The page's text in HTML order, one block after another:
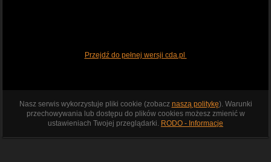
Przejdź do pełnej wersji cda.pl
Nasz serwis wykorzystuje pliki cookie (zobacz naszą politykę). Warunki
przechowywania lub dostępu do plików cookies możesz zmienić w
ustawieniach Twojej przeglądarki. RODO - Informacje